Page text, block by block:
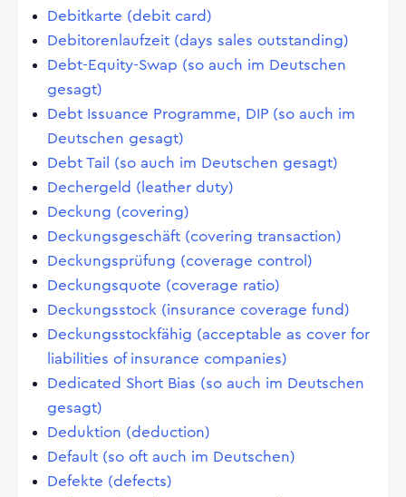
Debitkarte (debit card)
Debitorenlaufzeit (days sales outstanding)
Debt-Equity-Swap (so auch im Deutschen
gesagt)
Debt Issuance Programme, DIP (so auch im
Deutschen gesagt)
Debt Tail (so auch im Deutschen gesagt)
Dechergeld (leather duty)
Deckung (covering)
Deckungsgeschäft (covering transaction)
Deckungsprüfung (coverage control)
Deckungsquote (coverage ratio)
Deckungsstock (insurance coverage fund)
Deckungsstockfähig (acceptable as cover for
liabilities of insurance companies)
Dedicated Short Bias (so auch im Deutschen
gesagt)
Deduktion (deduction)
Default (so oft auch im Deutschen)
Defekte (defects)